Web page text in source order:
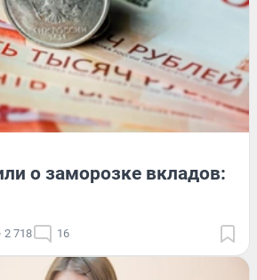
о заморозке вкладов:
2 718 16